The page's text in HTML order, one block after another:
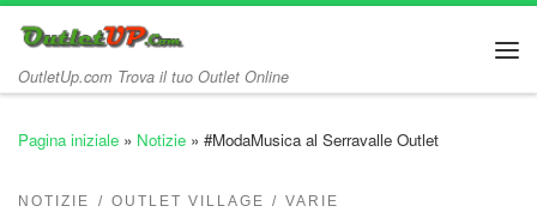
Passa al contenuto
OutletUp.com Trova il tuo Outlet Online
Pagina iniziale » Notizie » #ModaMusica al Serravalle Outlet
NOTIZIE OUTLET VILLAGE VARIE